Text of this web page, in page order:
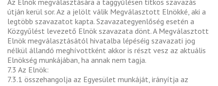
útján kerül sor. Az a jelölt válik Megválasztott Elnökké, aki a
legtöbb szavazatot kapta. Szavazategyenlőség esetén a
Közgyűlést levezető Elnök szavazata dönt. A Megválasztott
Elnök megválasztásától hivatalba lépéséig szavazati jog
nélkül állandó meghívottként akkor is részt vesz az aktuális
Elnökség munkájában, ha annak nem tagja.
7.3 Az Elnök:
7.3.1 összehangolja az Egyesület munkáját, irányítja az